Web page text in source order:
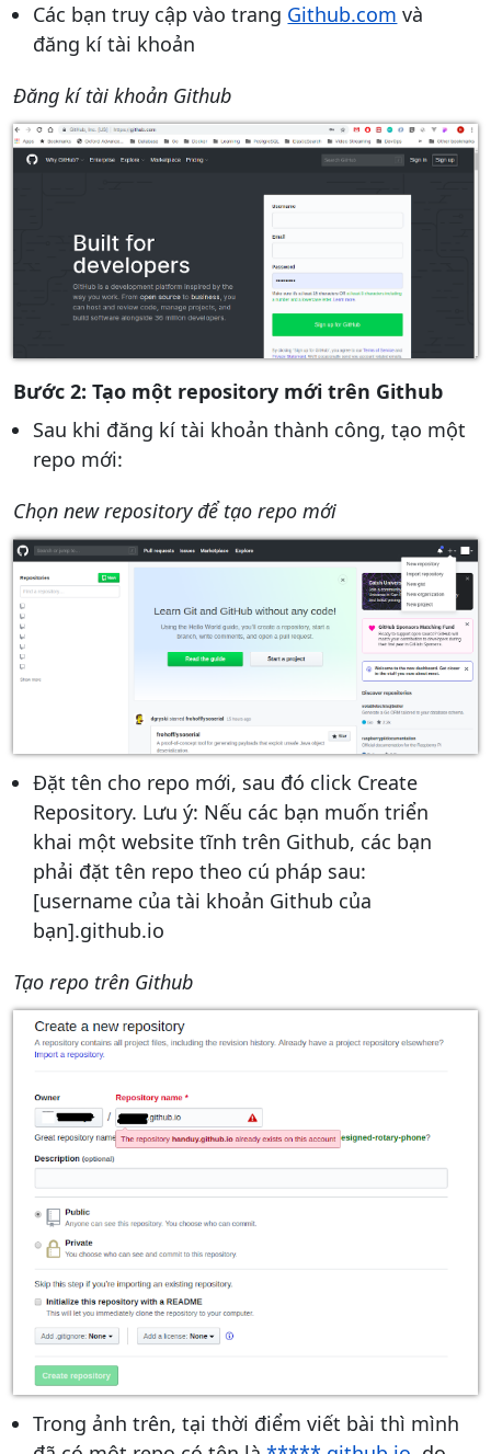
Các bạn truy cập vào trang Github.com và
đăng kí tài khoản
Đăng kí tài khoản Github
Bước 2: Tạo một repository mới trên Github
Sau khi đăng kí tài khoản thành công, tạo một
repo mới:
Chọn new repository để tạo repo mới
Đặt tên cho repo mới, sau đó click Create
Repository. Lưu ý: Nếu các bạn muốn triển
khai một website tĩnh trên Github, các bạn
phải đặt tên repo theo cú pháp sau:
[username của tài khoản Github của
bạn].github.io
Tạo repo trên Github
Trong ảnh trên, tại thời điểm viết bài thì mình